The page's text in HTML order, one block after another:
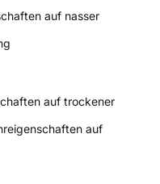
auf nasser
auf trockener
auf